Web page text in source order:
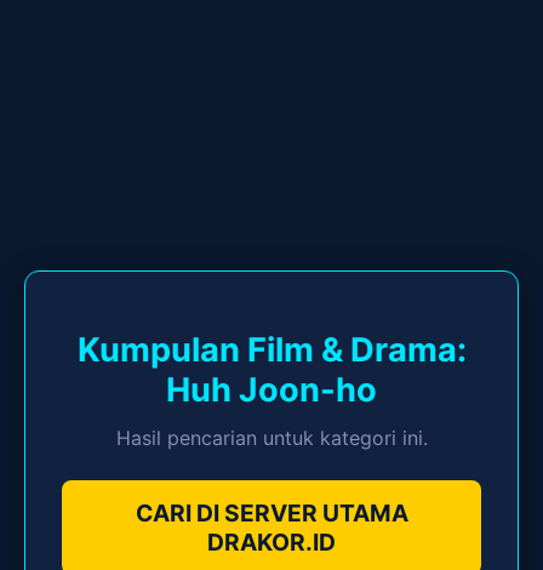
Kumpulan Film & Drama:
Huh Joon-ho
Hasil pencarian untuk kategori ini.
CARI DI SERVER UTAMA
DRAKOR.ID